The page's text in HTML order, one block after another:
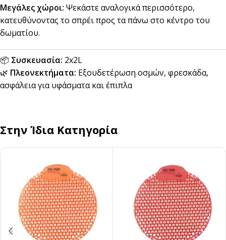
Μεγάλες χώροι: Ψεκάστε αναλογικά περισσότερο,
κατευθύνοντας το σπρέι προς τα πάνω στο κέντρο του
δωματίου.
📦 Συσκευασία: 2x2L
🌿 Πλεονεκτήματα: Εξουδετέρωση οσμών, φρεσκάδα,
ασφάλεια για υφάσματα και έπιπλα
Στην Ίδια Κατηγορία